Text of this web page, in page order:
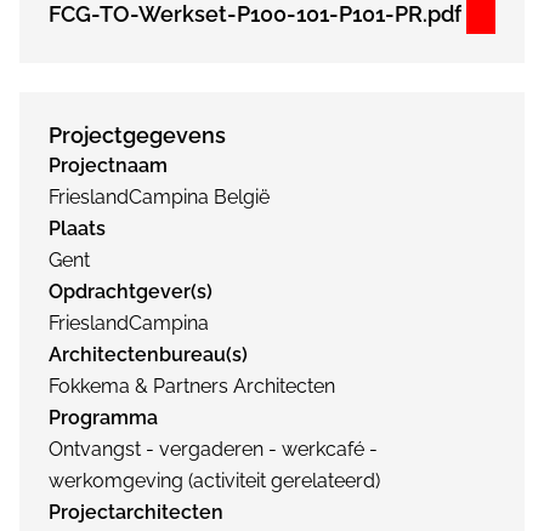
FCG-TO-Werkset-P100-101-P101-PR.pdf
Projectgegevens
Projectnaam
FrieslandCampina België
Plaats
Gent
Opdrachtgever(s)
FrieslandCampina
Architectenbureau(s)
Fokkema & Partners Architecten
Programma
Ontvangst - vergaderen - werkcafé -
werkomgeving (activiteit gerelateerd)
Projectarchitecten